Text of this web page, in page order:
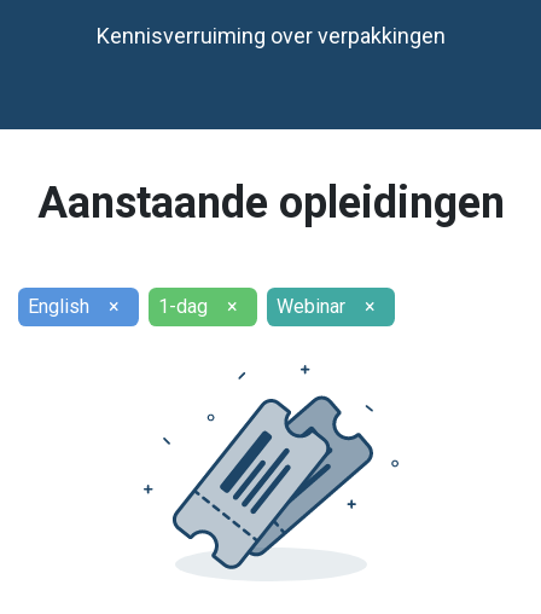
Kennisverruiming over verpakkingen
Aanstaande opleidingen
English × 1-dag × Webinar ×